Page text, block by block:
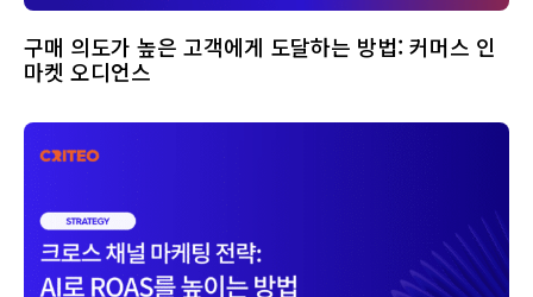
구매 의도가 높은 고객에게 도달하는 방법: 커머스 인
마켓 오디언스